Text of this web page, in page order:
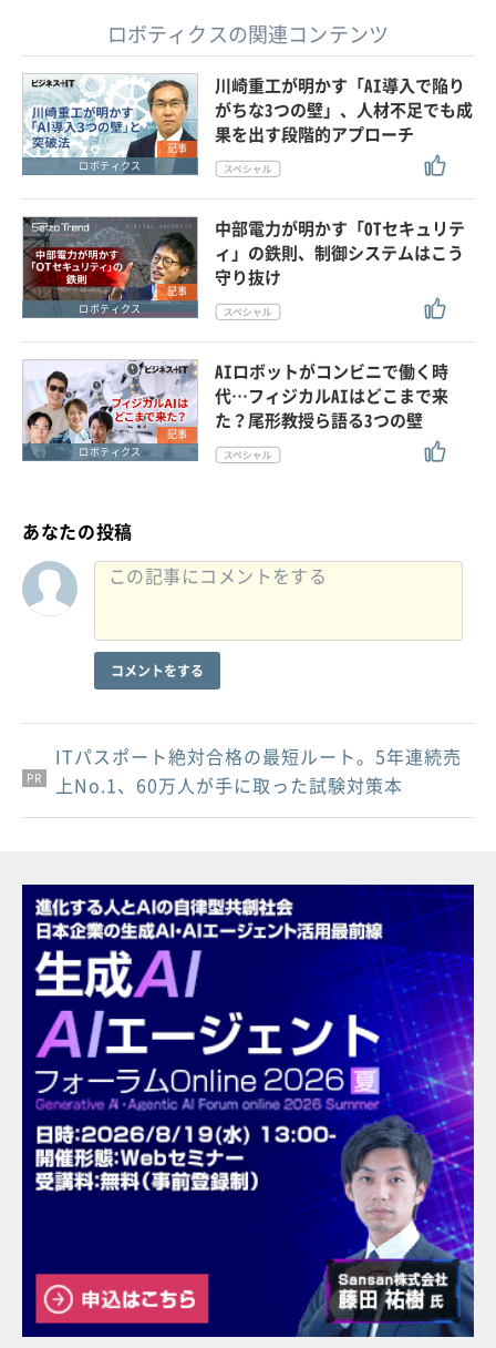
ロボティクスの関連コンテンツ
記事
ロボティクス
川崎重工が明かす「AI導入で陥り
がちな3つの壁」、人材不足でも成
果を出す段階的アプローチ
記事
ロボティクス
中部電力が明かす「OTセキュリテ
ィ」の鉄則、制御システムはこう
守り抜け
記事
ロボティクス
AIロボットがコンビニで働く時
代…フィジカルAIはどこまで来
た？尾形教授ら語る3つの壁
あなたの投稿
コメントをする
PR
PR
PR
ITパスポート絶対合格の最短ルート。5年連続売
上No.1、60万人が手に取った試験対策本